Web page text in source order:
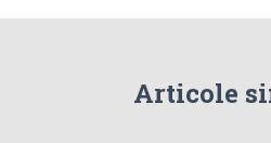
Articole